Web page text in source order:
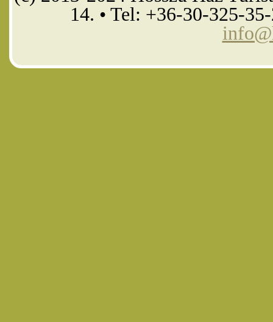
14. • Tel: +36-30-325-